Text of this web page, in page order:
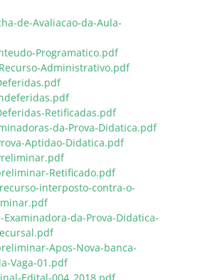
de-Avaliacao-da-Aula-
Programatico.pdf
Administrativo.pdf
Retificadas.pdf
da-Prova-Didatica.pdf
Aptidao-Didatica.pdf
Retificado.pdf
interposto-contra-o-
Examinadora-da-Prova-Didatica-
Apos-Nova-banca-
Vaga-01.pdf